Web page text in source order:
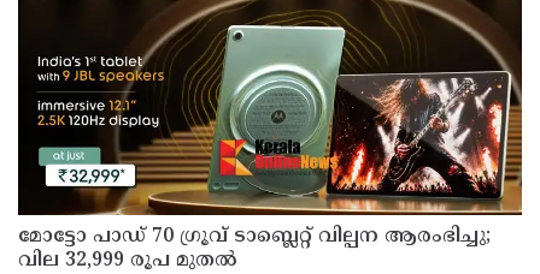
അഞ്ജു കെ എസ് അറിയിച്ചു.
മോട്ടോ പാഡ് 70 ഗ്രൂവ് ടാബ്ലെറ്റ് വില്പന ആരംഭിച്ചു;
വില 32,999 രൂപ മുതൽ